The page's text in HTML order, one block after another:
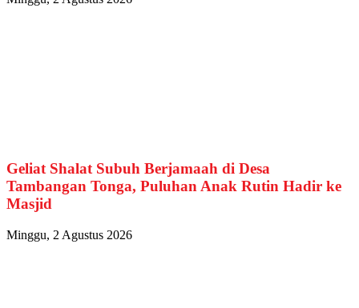
Geliat Shalat Subuh Berjamaah di Desa
Tambangan Tonga, Puluhan Anak Rutin Hadir ke
Masjid
Minggu, 2 Agustus 2026